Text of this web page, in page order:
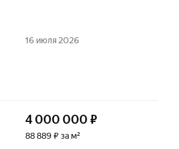
16 июля 2026
4 000 000 ₽
88 889 ₽ за м²